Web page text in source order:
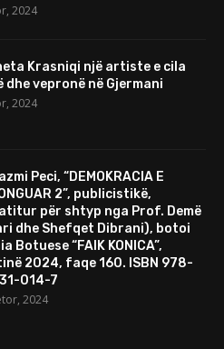
2024
Krasniqi një artiste e cila
dhe vepronë në Gjermani
2024
Peci, “DEMOKRACIA E
2”, publicistikë,
për shtyp nga Prof. Demë
dhe Shefqet Dibrani), botoi
Botuese “FAIK KONICA”,
2024, faqe 160. ISBN 978-
014-7
2024